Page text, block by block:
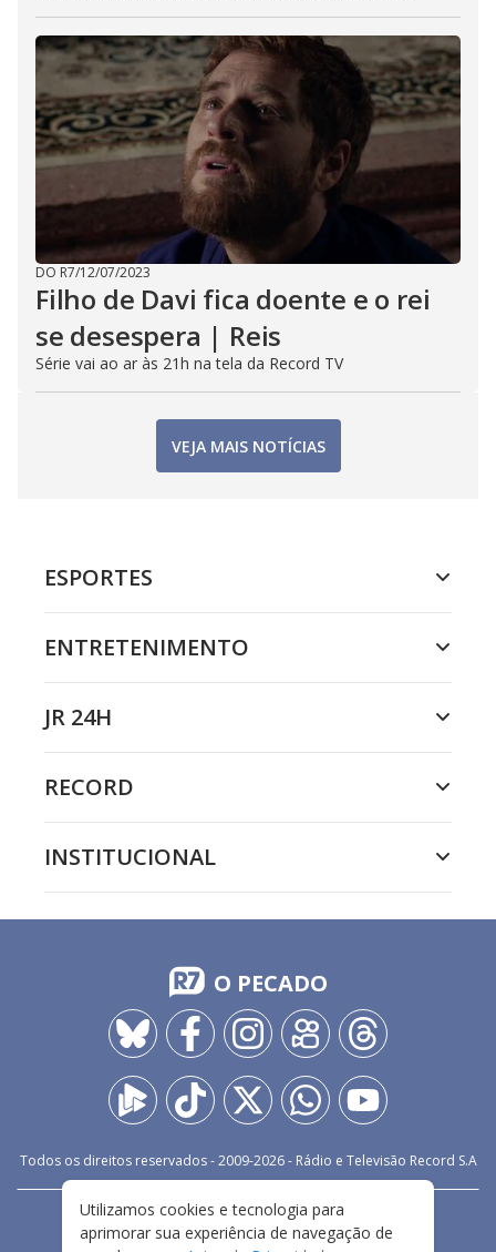
DO R7/12/07/2023
Filho de Davi fica doente e o rei
se desespera | Reis
Série vai ao ar às 21h na tela da Record TV
VEJA MAIS NOTÍCIAS
ESPORTES
ENTRETENIMENTO
JR 24H
RECORD
INSTITUCIONAL
O PECADO
Todos os direitos reservados - 2009-2026- Rádio e Televisão Record S.A
FALE CONOSCO
PRIVACIDADE
Utilizamos cookies e tecnologia para
aprimorar sua experiência de navegação de